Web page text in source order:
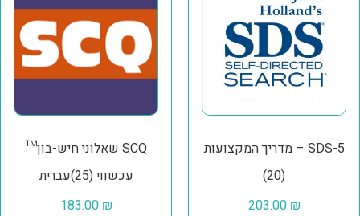
SDS-5 – מדריך המקצועות
(20)
203.00 ₪
SCQ שאלוני חיש-בון™
עכשווי (25)עברית
183.00 ₪